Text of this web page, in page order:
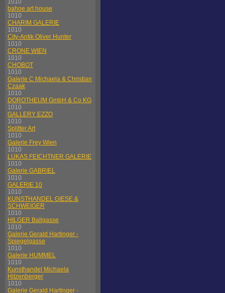
1010
bahoe art house
1010
CHARIM GALERIE
1010
City-Antik Oliver Hunter
1010
CRONE WIEN
1010
CHOBOT
1010
Galerie C Michaela & Christian
Czaak
1010
DOROTHEUM GmbH & Co KG
1010
GALLERY EZZO
1010
Splitter Art
1010
Galerie Frey Wien
1010
LUKAS FEICHTNER GALERIE
1010
Galerie GABRIEL
1010
GALERIE 10
1010
KUNSTHANDEL GIESE &
SCHWEIGER
1010
HILGER Ballgasse
1010
Galerie Gerald Hartinger -
Spiegelgasse
1010
Galerie HUMMEL
1010
Kunsthandel Michaela
Hitzenberger
1010
Galerie Gerald Hartinger -